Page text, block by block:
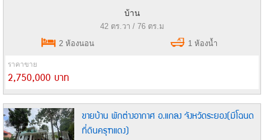
บ้าน
42 ตร.วา / 76 ตร.ม
2 ห้องนอน
1 ห้องน้ำ
ราคาขาย
2,750,000 บาท
ขายบ้าน พักต่างอากาศ อ.แกลง จังหวัดระยอง(มีโฉนด
ที่ดินครุฑแดง)​​​​​